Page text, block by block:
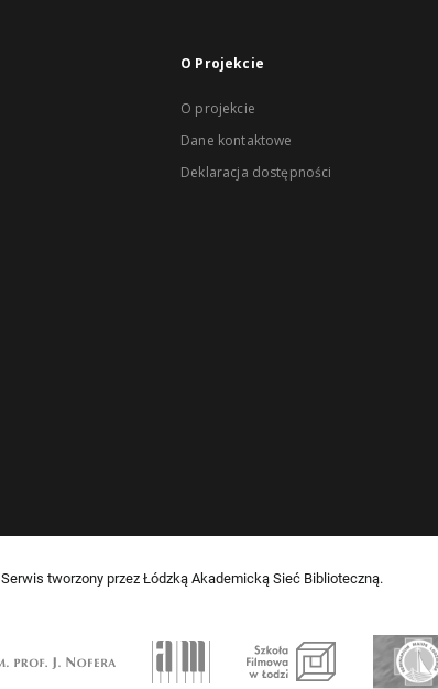
O Projekcie
O projekcie
Dane kontaktowe
Deklaracja dostępności
Serwis tworzony przez Łódzką Akademicką Sieć Biblioteczną.